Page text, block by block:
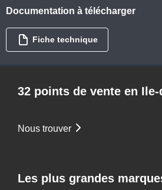
Documentation à télécharger
Fiche technique
32 points de vente en Ile-
Nous trouver
Les plus grandes